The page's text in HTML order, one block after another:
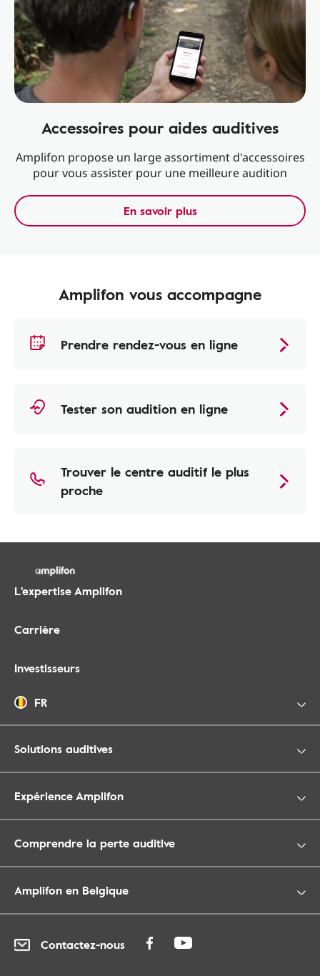
Accessoires pour aides auditives
Amplifon propose un large assortiment d'accessoires
pour vous assister pour une meilleure audition
En savoir plus
Amplifon vous accompagne
Prendre rendez-vous en ligne
Tester son audition en ligne
Trouver le centre auditif le plus
proche
L'expertise Amplifon
Carrière
Investisseurs
FR
Solutions auditives
Expérience Amplifon
Comprendre la perte auditive
Amplifon en Belgique
Contactez-nous